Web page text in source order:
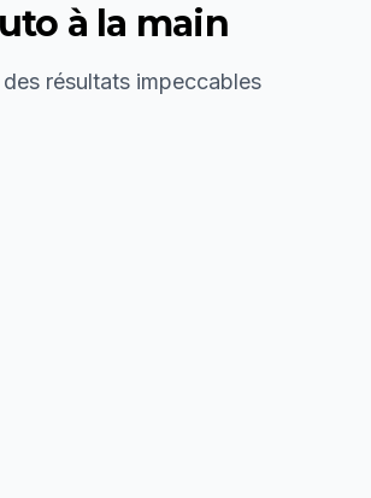
à la main
résultats impeccables